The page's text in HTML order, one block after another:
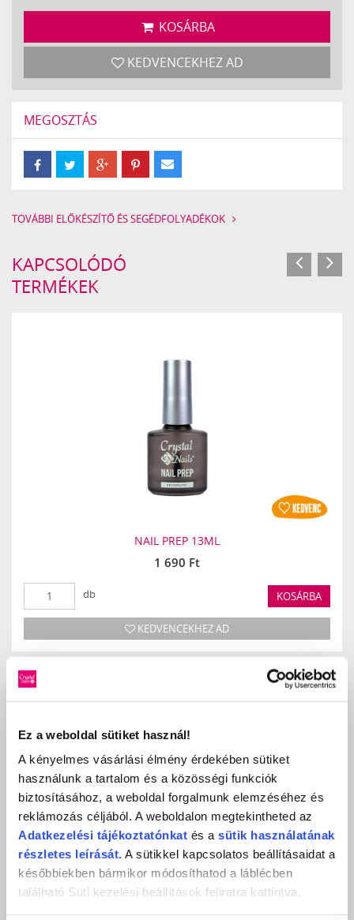
Ez a weboldal sütiket használ!
A kényelmes vásárlási élmény érdekében sütiket
használunk a tartalom és a közösségi funkciók
biztosításához, a weboldal forgalmunk elemzéséhez és
reklámozás céljából. A weboldalon megtekintheted az
Adatkezelési tájékoztatónkat és a sütik használatának
részletes leírását. A sütikkel kapcsolatos beállításaidat a
későbbiekben bármikor módosíthatod a láblécben
található Süti kezelési beállítások feliratra kattintva.
KOSÁRBA
KEDVENCEKHEZ AD
MEGOSZTÁS
TOVÁBBI ELŐKÉSZÍTŐ ÉS SEGÉDFOLYADÉKOK
KAPCSOLÓDÓ
TERMÉKEK
NAIL PREP 13ML
1 690 Ft
db KOSÁRBA
KEDVENCEKHEZ AD
ÉRTÉKELÉS,
VÉLEMÉNYEZÉS
Értékeles (0 szavazat alapján)
0 / 5
Még nincs értékelve.
LEGYÉL TE AZ ELSŐ